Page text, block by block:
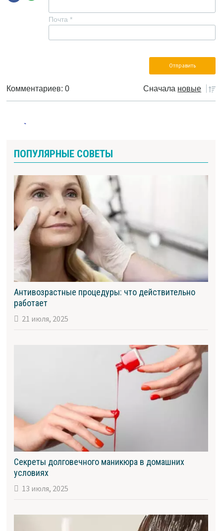
Почта *
Комментариев: 0 Сначала новые
ПОПУЛЯРНЫЕ СОВЕТЫ
Антивозрастные процедуры: что действительно
работает
21 июля, 2025
Секреты долговечного маникюра в домашних
условиях
13 июля, 2025